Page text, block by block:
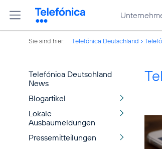
Sie sind hier: Telefónica Deutschland
Telefónica Deutschland
News
Blogartikel
Lokale
Ausbaumeldungen
Pressemitteilungen